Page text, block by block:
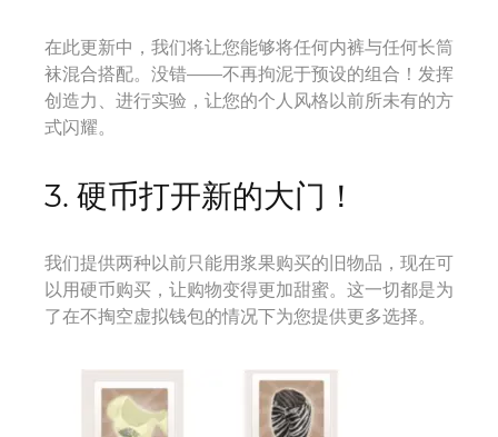
在此更新中，我们将让您能够将任何内裤与任何长筒
袜混合搭配。没错——不再拘泥于预设的组合！发挥
创造力、进行实验，让您的个人风格以前所未有的方
式闪耀。
3. 硬币打开新的大门！
我们提供两种以前只能用浆果购买的旧物品，现在可
以用硬币购买，让购物变得更加甜蜜。这一切都是为
了在不掏空虚拟钱包的情况下为您提供更多选择。